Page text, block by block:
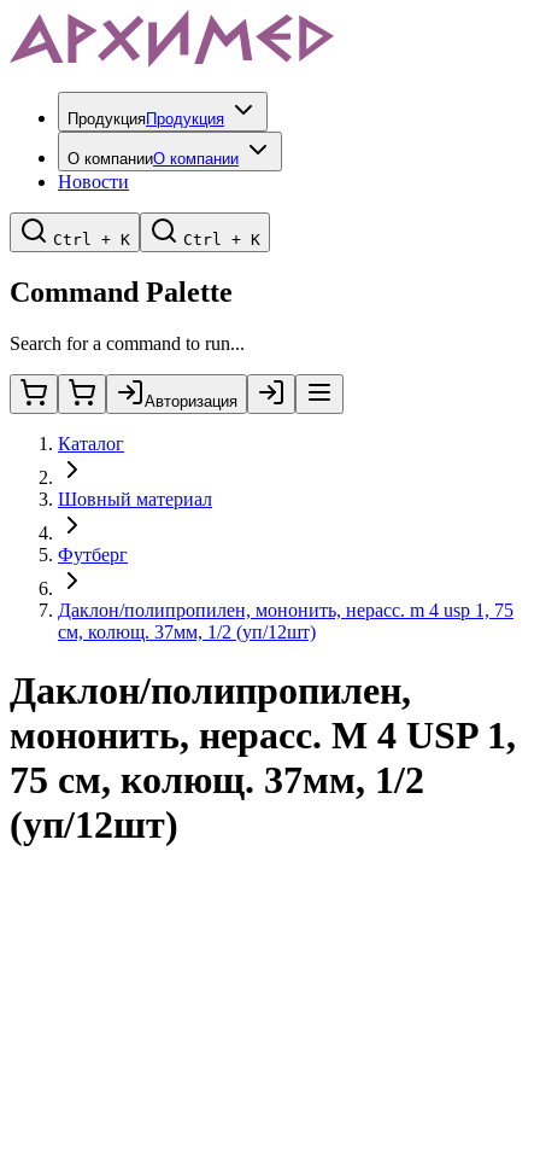
ПродукцияПродукция
О компанииО компании
Новости
Ctrl + K Ctrl + K
Command Palette
Search for a command to run...
Авторизация
Каталог
Шовный материал
Футберг
Даклон/полипропилен, мононить, нерасс. m 4 usp 1, 75
см, колющ. 37мм, 1/2 (уп/12шт)
Даклон/полипропилен,
мононить, нерасс. M 4 USP 1,
75 см, колющ. 37мм, 1/2
(уп/12шт)